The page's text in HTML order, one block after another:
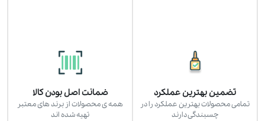
تضمین بهترین عملکرد
تمامی محصولات بهترین عملکرد را در
چسبندگی دارند
ضمانت اصل بودن کالا
همه ی محصولات از برند های معتبر
تهیه شده اند